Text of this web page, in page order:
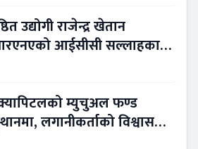
उद्योगी राजेन्द्र खेतान
आईसीसी सल्लाहकार
म्युचुअल फण्ड
लगानीकर्ताको विश्वास